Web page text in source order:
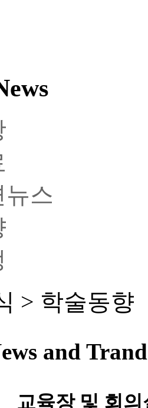
뉴스
> 학술동향
and
교육장 및 회